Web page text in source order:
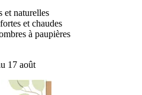
et naturelles
et chaudes
à paupières
17 août